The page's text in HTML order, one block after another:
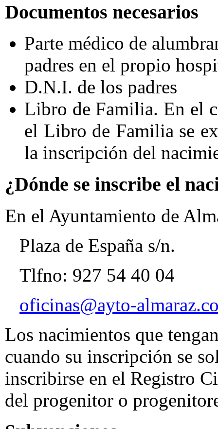
Documentos necesarios
Parte médico de
padres en el propio
D.N.I. de los padres
Libro de Familia. En el
el Libro de Familia se
la inscripción del
¿Dónde se inscribe el
En el Ayuntamiento de
Plaza de España s/n.
Tlfno: 927 54 40 04
oficinas@ayto-
Los nacimientos que
cuando su inscripción se
inscribirse en el Registro
del progenitor o